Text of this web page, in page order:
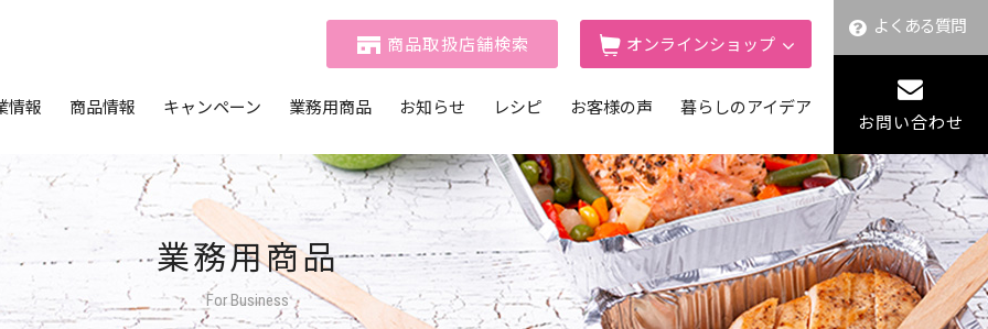
商品取扱店舗検索 オンラインショップ
情報
概要
念
本方針
商品情報
動画ギャラリー
キャンペーン
おたのしみマークキャンペーン
おたのしみCLUB
おたのしみCLUBコミュニティ
業務用商品
テイクアウトメニュー
活用例
お知らせ レシピ お客様の声 暮らしのアイデア
よくある質問
お問い合わせ
業務用商品
For Business